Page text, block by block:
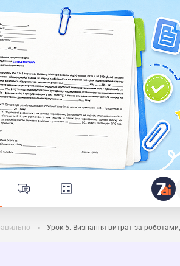
Урок 5. Визнання витрат за